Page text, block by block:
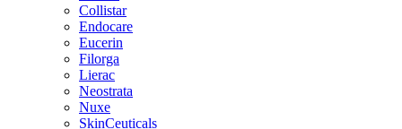
Collistar
Endocare
Eucerin
Filorga
Lierac
Neostrata
Nuxe
SkinCeuticals